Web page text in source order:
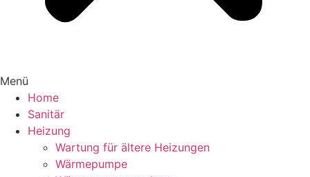
Menü
Home
Sanitär
Heizung
Wartung für ältere Heizungen
Wärmepumpe